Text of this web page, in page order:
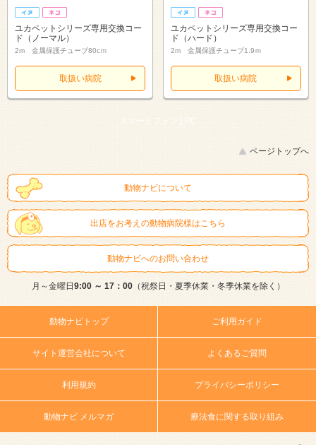
ユカペットシリーズ専用交換コー
ド（ノーマル）
2m 金属保護チューブ80cｍ
取扱い病院
ユカペットシリーズ専用交換コー
ド（ハード）
2m 金属保護チューブ1.9ｍ
取扱い病院
スマートフォン | PC
ページトップへ
動物ナビについて
出店をお考えの動物病院様はこちら
動物ナビへのお問い合わせ
月～金曜日 9:00 ～ 17：00（祝祭日・夏季休業・冬季休業を除く）
動物ナビトップ ご利用ガイド
サイト運営会社について よくあるご質問
利用規約 プライバシーポリシー
動物ナビ メルマガ 療法食に関する取り組み